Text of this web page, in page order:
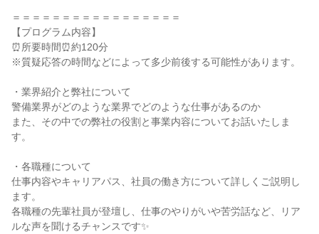
＝＝＝＝＝＝＝＝＝＝＝＝＝＝＝＝＝
【プログラム内容】
⏰所要時間⏰約120分
※質疑応答の時間などによって多少前後する可能性があります。
・業界紹介と弊社について
警備業界がどのような業界でどのような仕事があるのか
また、その中での弊社の役割と事業内容についてお話いたしま
す。
・各職種について
仕事内容やキャリアパス、社員の働き方について詳しくご説明し
ます。
各職種の先輩社員が登壇し、仕事のやりがいや苦労話など、リア
ルな声を聞けるチャンスです✨